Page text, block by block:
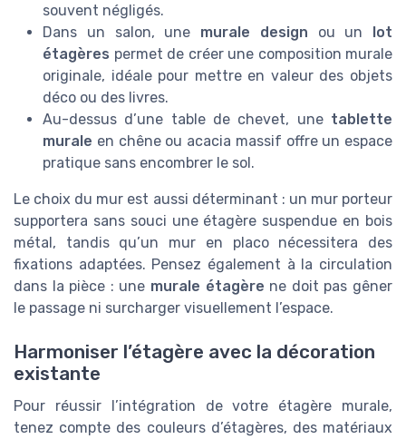
souvent négligés.
Dans un salon, une murale design ou un lot
étagères permet de créer une composition murale
originale, idéale pour mettre en valeur des objets
déco ou des livres.
Au-dessus d’une table de chevet, une tablette
murale en chêne ou acacia massif offre un espace
pratique sans encombrer le sol.
Le choix du mur est aussi déterminant : un mur porteur
supportera sans souci une étagère suspendue en bois
métal, tandis qu’un mur en placo nécessitera des
fixations adaptées. Pensez également à la circulation
dans la pièce : une murale étagère ne doit pas gêner
le passage ni surcharger visuellement l’espace.
Harmoniser l’étagère avec la décoration
existante
Pour réussir l’intégration de votre étagère murale,
tenez compte des couleurs d’étagères, des matériaux